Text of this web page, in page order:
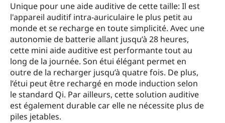
Unique pour une aide auditive de cette taille: Il est
l'appareil auditif intra-auriculaire le plus petit au
monde et se recharge en toute simplicité. Avec une
autonomie de batterie allant jusqu’à 28 heures,
cette mini aide auditive est performante tout au
long de la journée. Son étui élégant permet en
outre de la recharger jusqu’à quatre fois. De plus,
l’étui peut être rechargé en mode induction selon
le standard Qi. Par ailleurs, cette solution auditive
est également durable car elle ne nécessite plus de
piles jetables.